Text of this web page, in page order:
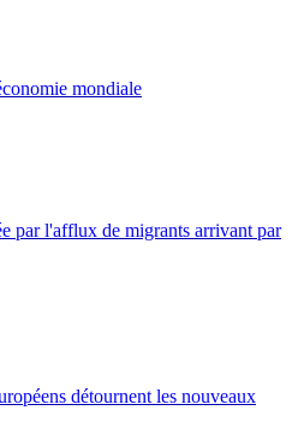
mondiale
par l'afflux de migrants arrivant par
détournent les nouveaux